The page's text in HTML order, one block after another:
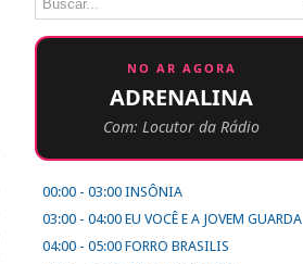
NO AR AGORA
ADRENALINA
Com: Locutor da Rádio
00:00 - 03:00 INSÔNIA
03:00 - 04:00 EU VOCÊ E A JOVEM GUARDA
04:00 - 05:00 FORRO BRASILIS